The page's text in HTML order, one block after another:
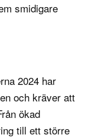
smidigare
2024 har
och kräver att
ökad
till ett större